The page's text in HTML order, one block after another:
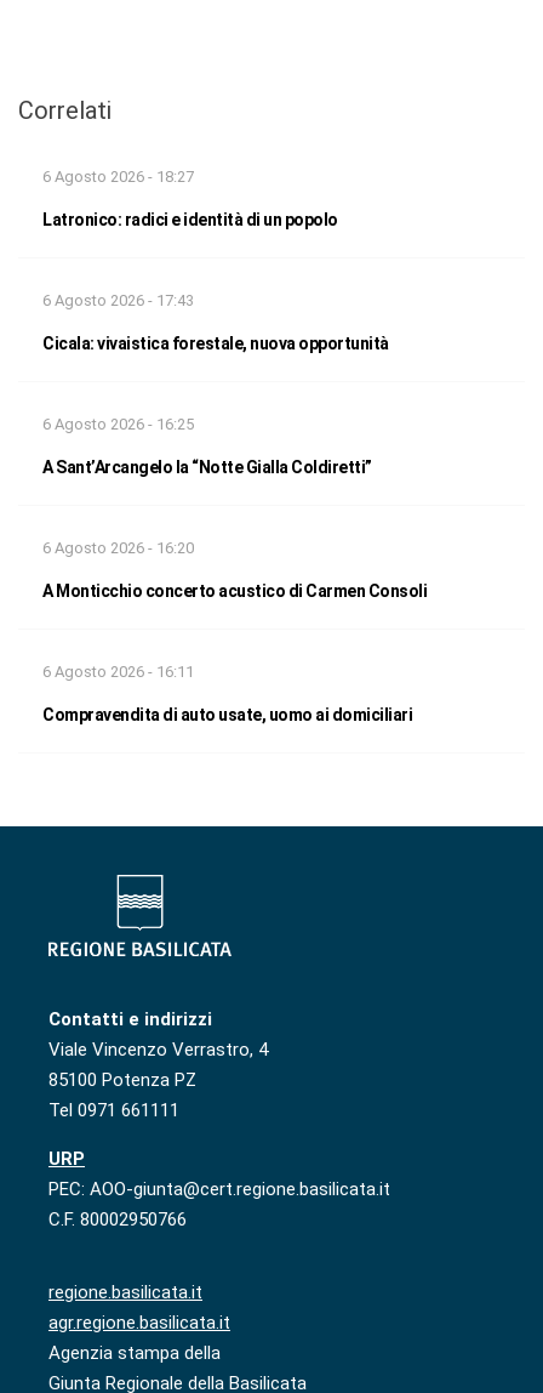
Correlati
6 Agosto 2026 - 18:27
Latronico: radici e identità di un popolo
6 Agosto 2026 - 17:43
Cicala: vivaistica forestale, nuova opportunità
6 Agosto 2026 - 16:25
A Sant’Arcangelo la “Notte Gialla Coldiretti”
6 Agosto 2026 - 16:20
A Monticchio concerto acustico di Carmen Consoli
6 Agosto 2026 - 16:11
Compravendita di auto usate, uomo ai domiciliari
Contatti e indirizzi
Viale Vincenzo Verrastro, 4
85100 Potenza PZ
Tel 0971 661111
URP
PEC: AOO-giunta@cert.regione.basilicata.it
C.F. 80002950766
regione.basilicata.it
agr.regione.basilicata.it
Agenzia stampa della
Giunta Regionale della Basilicata